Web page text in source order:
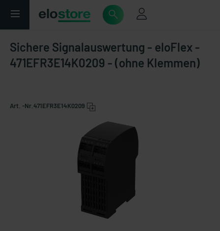
Sichere Signalauswertung - eloFlex -
471EFR3E14K0209 - (ohne Klemmen)
Art. -Nr. 471EFR3E14K0209